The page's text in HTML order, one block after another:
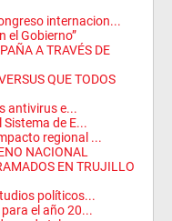
internacion...
el Gobierno”
A TRAVÉS DE
QUE TODOS
antivirus e...
de E...
regional ...
NACIONAL
EN TRUJILLO
políticos...
el año 20...